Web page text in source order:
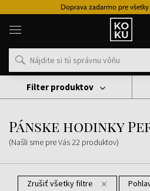
Doprava zadarmo pre
Originálne
parfémy
hodinky
na
mieste
Hodinky
Pánske Hodinky
Pánske hodinky
(Našli sme pre Vás22 produktov)
Zrušiť všetky filtre
Filter produktov